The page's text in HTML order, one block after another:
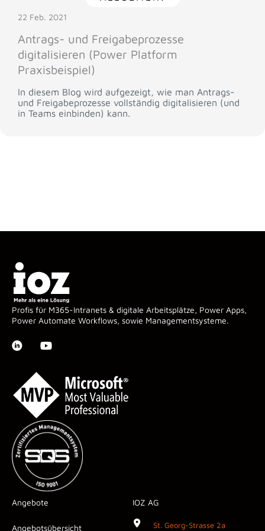
22 Feb. 2021
Antrags- und Freigabeprozesse
digitalisieren (Power Platform
Praxisbeispiel)
In diesem Blog wird aufgezeigt, wie man Antrags-
und Freigabeprozesse vollständig digitalisieren (und
in Teams einbinden) kann.
Profis für M365-Intranets & digitale Arbeitsplätze, Power Apps,
Power Automate Workflows, sowie Managementsysteme.
Angebote
Angebotsübersicht
IOZ AG
St. Georg-Strasse 2a